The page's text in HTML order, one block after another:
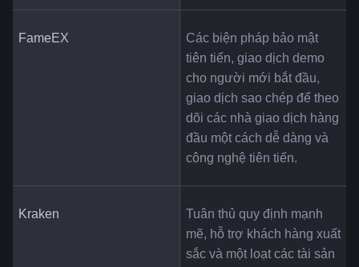
FameEX
Các biện pháp bảo mật
tiên tiến, giao dịch demo
cho người mới bắt đầu,
giao dịch sao chép để theo
dõi các nhà giao dịch hàng
đầu một cách dễ dàng và
công nghệ tiên tiến.
Kraken
Tuân thủ quy định mạnh
mẽ, hỗ trợ khách hàng xuất
sắc và một loạt các tài sản